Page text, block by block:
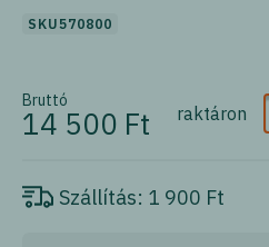
SKU570800
Bruttó
14 500 Ft raktáron
Szállítás: 1 900 Ft